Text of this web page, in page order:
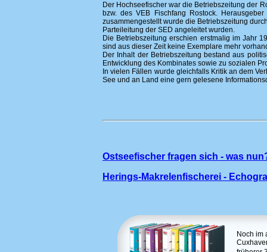
Der Hochseefischer war die Betriebszeitung der
bzw. des VEB Fischfang Rostock.
zusammengestellt wurde die Betriebszeitung
Parteileitung der SED angeleitet wurden.
Die Betriebszeitung erschien erstmalig im Jahr
sind aus dieser Zeit keine Exemplare mehr
Der Inhalt der Betriebszeitung bestand aus
Entwicklung des Kombinates sowie zu sozialen
In vielen Fällen wurde gleichfalls Kritik an dem
See und an Land eine gern gelesene
Ostseefischer fragen sich - was
Herings-Makrelenfischerei -
Noch im